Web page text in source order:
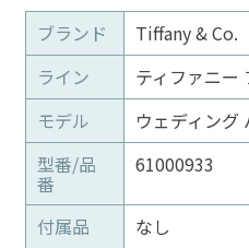
ブランド
Tiffany & Co.
ライン
ティファニー
モデル
ウェディング
型番/品
番
61000933
付属品
なし